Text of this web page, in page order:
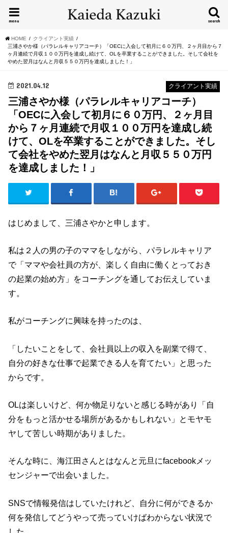
search
menu
HOME
クライアント実績
三浦さやか様（パラレルキャリアコーチ）「OECに入会して初月に６０万円、２ヶ月目から７
ヶ月連続で月収１００万円を達成し続けて、OLを卒業することができました。そして会社を
やめた翌月はなんと月収５５０万円を達成しました！」
クライアント実績
2021.04.12
三浦さやか様（パラレルキャリアコーチ）
「OECに入会して初月に６０万円、２ヶ月目
から７ヶ月連続で月収１００万円を達成し続
けて、OLを卒業することができました。そし
て会社をやめた翌月はなんと月収５５０万円
を達成しました！」
はじめまして、三浦さやかと申します。
私は２人の男の子のママをしながら、パラレルキャリア
で「ママや会社員の方が、楽しく自由に働くとっておき
の起業の始め方」をコーチングを通してお伝えしていま
す。
私がコーチングに興味を持ったのは、
「したいことをして、会社員以上の収入を副業で得て、
自分の好きな仕事で起業できる人を育てたい」と思った
からです。
OLは楽しいけど、何か物足りないと感じる時があり「自
分をもっと活かせる場所があるかもしれない」とモヤモ
ヤして苦しい時期がありました。
そんな時に、海江田さんとはなんと元旦にfacebookメッ
センジャーで出会いました。
SNSで情報発信はしていたけれど、自分に何ができるか
何を発信してどうやって売っていけばわからない状況で